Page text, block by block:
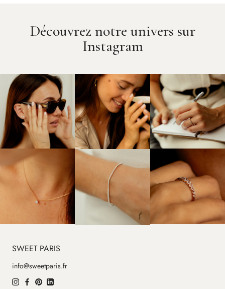
Découvrez notre univers sur
Instagram
SWEET PARIS
info@sweetparis.fr